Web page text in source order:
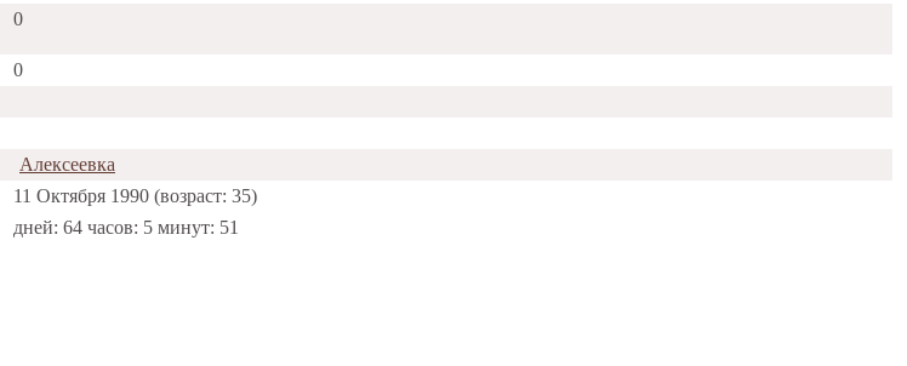
0
0
Алексеевка
11 Октября 1990 (возраст: 35)
дней: 64 часов: 5 минут: 51